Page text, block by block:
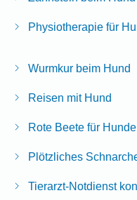
Physiotherapie für
Wurmkur beim Hund
Reisen mit Hund
Rote Beete für Hunde
Plötzliches
Tierarzt-Notdienst